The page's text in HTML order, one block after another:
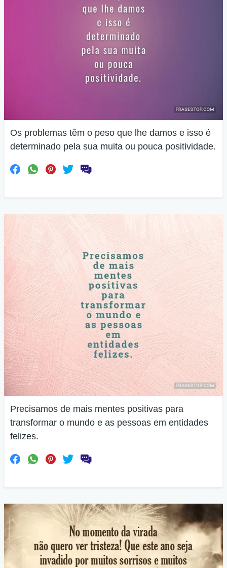
Os problemas têm o peso que lhe damos e isso é
determinado pela sua muita ou pouca positividade.
Precisamos de mais mentes positivas para
transformar o mundo e as pessoas em entidades
felizes.